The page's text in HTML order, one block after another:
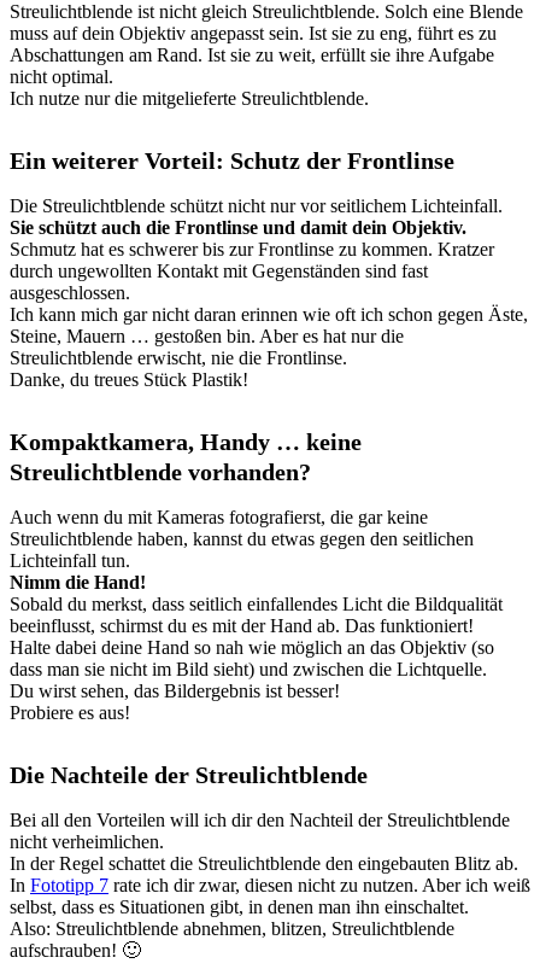
Streulichtblende ist nicht gleich Streulichtblende. Solch eine Blende
muss auf dein Objektiv angepasst sein. Ist sie zu eng, führt es zu
Abschattungen am Rand. Ist sie zu weit, erfüllt sie ihre Aufgabe
nicht optimal.
Ich nutze nur die mitgelieferte Streulichtblende.
Ein weiterer Vorteil: Schutz der Frontlinse
Die Streulichtblende schützt nicht nur vor seitlichem Lichteinfall.
Sie schützt auch die Frontlinse und damit dein Objektiv.
Schmutz hat es schwerer bis zur Frontlinse zu kommen. Kratzer
durch ungewollten Kontakt mit Gegenständen sind fast
ausgeschlossen.
Ich kann mich gar nicht daran erinnen wie oft ich schon gegen Äste,
Steine, Mauern … gestoßen bin. Aber es hat nur die
Streulichtblende erwischt, nie die Frontlinse.
Danke, du treues Stück Plastik!
Kompaktkamera, Handy … keine
Streulichtblende vorhanden?
Auch wenn du mit Kameras fotografierst, die gar keine
Streulichtblende haben, kannst du etwas gegen den seitlichen
Lichteinfall tun.
Nimm die Hand!
Sobald du merkst, dass seitlich einfallendes Licht die Bildqualität
beeinflusst, schirmst du es mit der Hand ab. Das funktioniert!
Halte dabei deine Hand so nah wie möglich an das Objektiv (so
dass man sie nicht im Bild sieht) und zwischen die Lichtquelle.
Du wirst sehen, das Bildergebnis ist besser!
Probiere es aus!
Die Nachteile der Streulichtblende
Bei all den Vorteilen will ich dir den Nachteil der Streulichtblende
nicht verheimlichen.
In der Regel schattet die Streulichtblende den eingebauten Blitz ab.
In Fototipp 7 rate ich dir zwar, diesen nicht zu nutzen. Aber ich weiß
selbst, dass es Situationen gibt, in denen man ihn einschaltet.
Also: Streulichtblende abnehmen, blitzen, Streulichtblende
aufschrauben! 🙂